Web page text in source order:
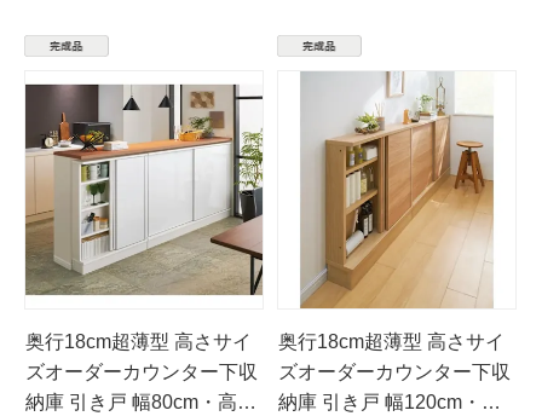
奥行18cm超薄型 高さサイ
ズオーダーカウンター下収
納庫 引き戸 幅80cm・高さ
奥行18cm超薄型 高さサイ
ズオーダーカウンター下収
納庫 引き戸 幅120cm・高